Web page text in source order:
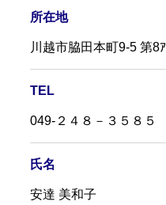
所在地
川越市脇田本町9-5 第8
TEL
049-２４８－３５８５
氏名
安達 美和子